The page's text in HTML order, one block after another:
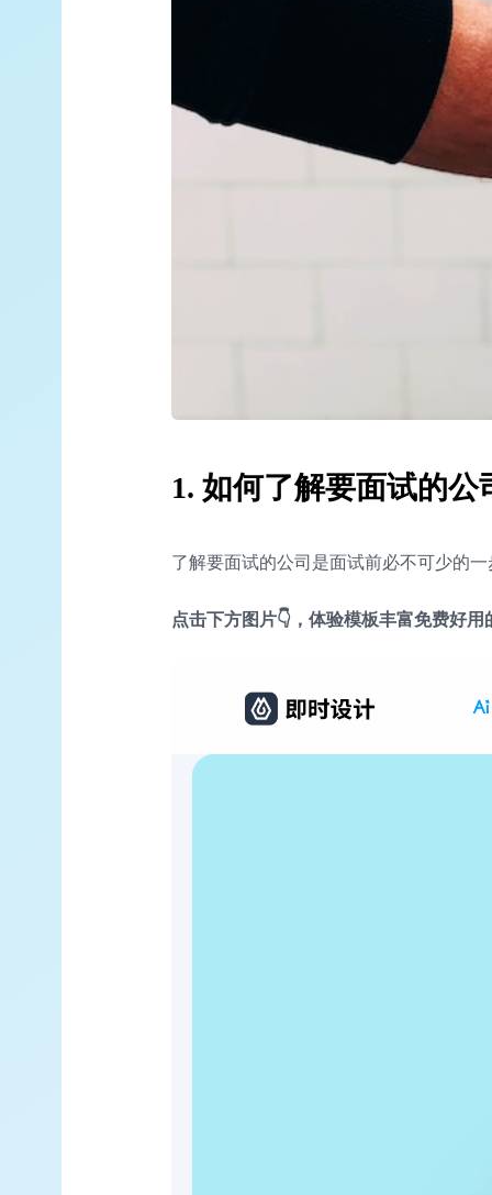
1. 如何了解要面试的
了解要面试的公司是面试前必不可少的
点击下方图片👇，体验模板丰富免费好